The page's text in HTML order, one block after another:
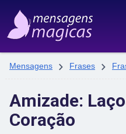
Mensagens  Frases 
Amizade:
Coração